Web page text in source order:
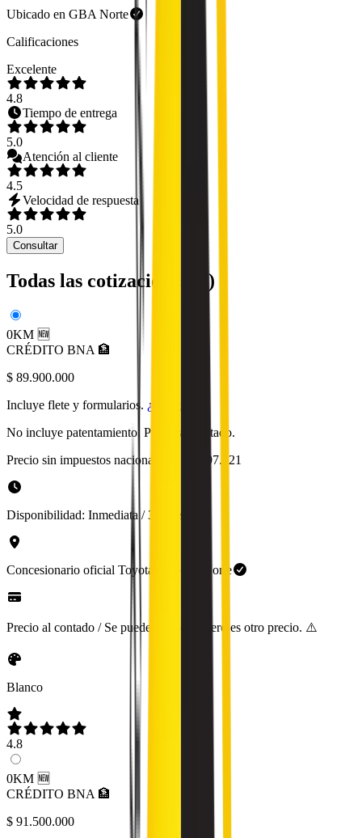
Ubicado en GBA Norte
Calificaciones
Excelente
4.8
Tiempo de entrega
5.0
Atención al cliente
4.5
Velocidad de respuesta
5.0
Consultar
Todas las cotizaciones ( )
0KM 🆕
CRÉDITO BNA 🏦
$ 89.900.000
Incluye flete y formularios. ¿Qué es?
No incluye patentamiento. Precio al contado.
Precio sin impuestos nacionales:
$ 74.297.521
Disponibilidad: Inmediata / 30 días
Concesionario oficial Toyota GBA Norte
Precio al contado / Se puede financiar, pero es otro precio. ⚠️
Blanco
4.8
0KM 🆕
CRÉDITO BNA 🏦
$ 91.500.000